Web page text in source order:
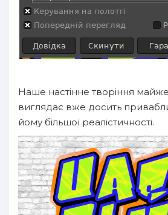
Наше настінне творіння майже
виглядає вже досить
йому більшої реалістичності.